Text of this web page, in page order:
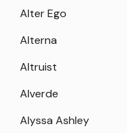
Alter Ego
Alterna
Altruist
Alverde
Alyssa Ashley